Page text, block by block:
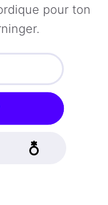
pour ton